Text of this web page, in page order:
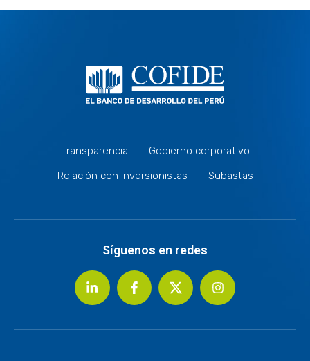
Transparencia
Gobierno corporativo
Relación con inversionistas
Subastas
Síguenos en redes